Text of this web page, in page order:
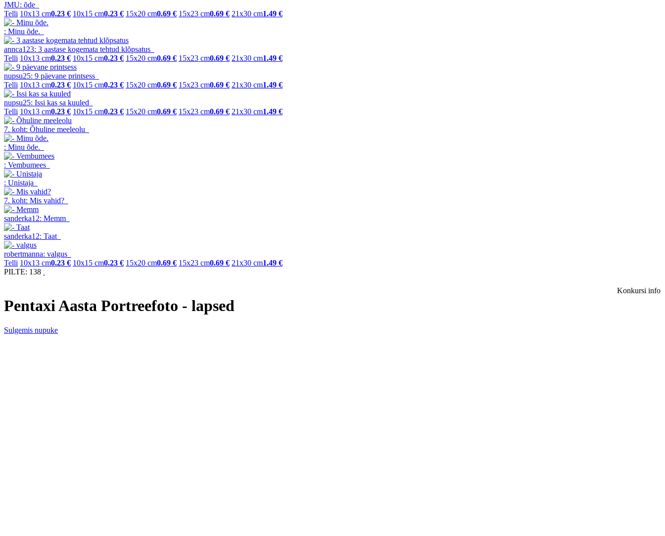
JMU: õde
Telli 10x13 cm0.23 € 10x15 cm0.23 € 15x20 cm0.69 € 15x23 cm0.69 € 21x30 cm1.49 €
: Minu õde.
annca123: 3 aastase kogemata tehtud klõpsatus
Telli 10x13 cm0.23 € 10x15 cm0.23 € 15x20 cm0.69 € 15x23 cm0.69 € 21x30 cm1.49 €
nupsu25: 9 päevane printsess
Telli 10x13 cm0.23 € 10x15 cm0.23 € 15x20 cm0.69 € 15x23 cm0.69 € 21x30 cm1.49 €
nupsu25: Issi kas sa kuuled
Telli 10x13 cm0.23 € 10x15 cm0.23 € 15x20 cm0.69 € 15x23 cm0.69 € 21x30 cm1.49 €
7. koht: Õhuline meeleolu
: Minu õde.
: Vembumees
: Unistaja
7. koht: Mis vahid?
sanderka12: Memm
sanderka12: Taat
robertmanna: valgus
Telli 10x13 cm0.23 € 10x15 cm0.23 € 15x20 cm0.69 € 15x23 cm0.69 € 21x30 cm1.49 €
PILTE: 138
Konkursi info
Pentaxi Aasta Portreefoto - lapsed
Sulgemis nupuke